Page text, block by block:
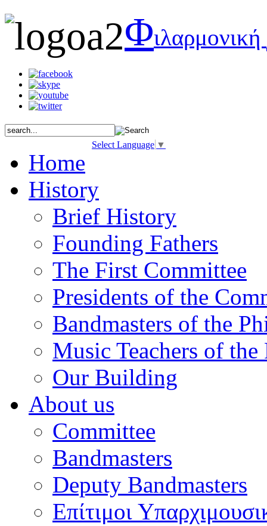
Φιλαρμονική
Select Language ▼
Home
History
Brief History
Founding Fathers
The First Committee
Presidents of the
Bandmasters of the
Music Teachers of
Our Building
About us
Committee
Bandmasters
Deputy Bandmasters
Επίτιμοι